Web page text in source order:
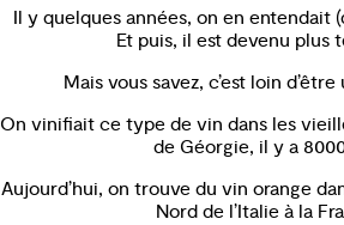
Il y quelques années, on en entendait
Et puis, il est devenu plus
Mais vous savez, c’est loin
On vinifiait ce type de vin dans les
de Géorgie, il y a
Aujourd’hui, on trouve du vin orange
Nord de l’Italie à la